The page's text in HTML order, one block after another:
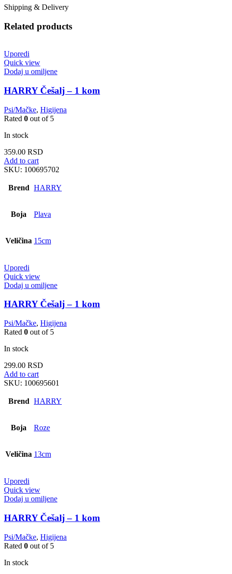
Shipping & Delivery
Related products
Uporedi
Quick view
Dodaj u omiljene
HARRY Češalj – 1 kom
Psi/Mačke, Higijena
Rated 0 out of 5
In stock
359.00 RSD
Add to cart
SKU: 100695702
Brend HARRY
Boja Plava
Veličina 15cm
Uporedi
Quick view
Dodaj u omiljene
HARRY Češalj – 1 kom
Psi/Mačke, Higijena
Rated 0 out of 5
In stock
299.00 RSD
Add to cart
SKU: 100695601
Brend HARRY
Boja Roze
Veličina 13cm
Uporedi
Quick view
Dodaj u omiljene
HARRY Češalj – 1 kom
Psi/Mačke, Higijena
Rated 0 out of 5
In stock